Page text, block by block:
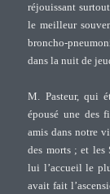
réjouissant
le meilleur
broncho-
dans la nuit de
M. Pasteur, qui
épousé une des
amis dans notre
des morts ; et les
lui l’accueil le
avait fait